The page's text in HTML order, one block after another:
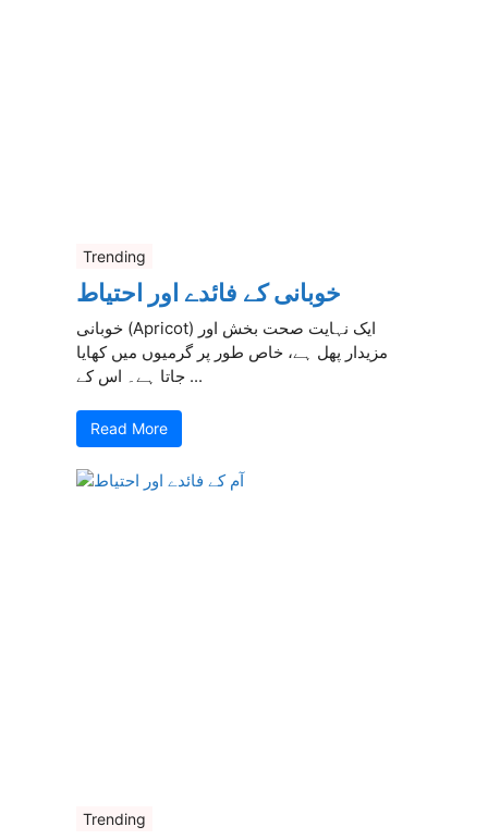
Trending
خوبانی کے فائدے اور احتیاط
خوبانی (Apricot) ایک نہایت صحت بخش اور
مزیدار پھل ہے، خاص طور پر گرمیوں میں کھایا
جاتا ہے۔ اس کے ...
Read More
Trending